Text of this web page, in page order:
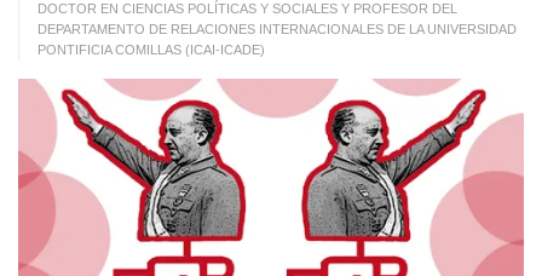
DOCTOR EN CIENCIAS POLÍTICAS Y SOCIALES Y PROFESOR DEL
DEPARTAMENTO DE RELACIONES INTERNACIONALES DE LA UNIVERSIDAD
PONTIFICIA COMILLAS (ICAI-ICADE)